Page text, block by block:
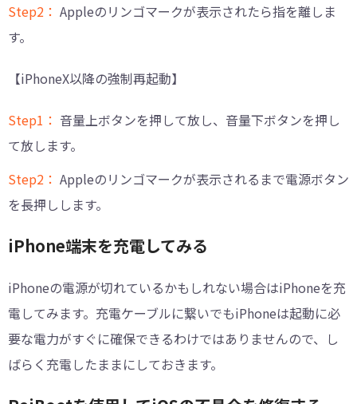
Step2： Appleのリンゴマークが表示されたら指を離しま
す。
【iPhoneX以降の強制再起動】
Step1： 音量上ボタンを押して放し、音量下ボタンを押し
て放します。
Step2： Appleのリンゴマークが表示されるまで電源ボタン
を長押しします。
iPhone端末を充電してみる
iPhoneの電源が切れているかもしれない場合はiPhoneを充
電してみます。充電ケーブルに繋いでもiPhoneは起動に必
要な電力がすぐに確保できるわけではありませんので、し
ばらく充電したままにしておきます。